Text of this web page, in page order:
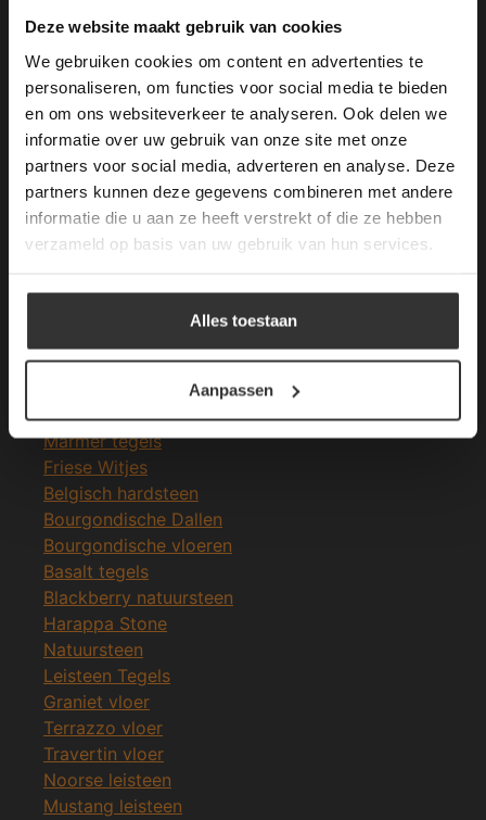
Deze website maakt gebruik van cookies
We gebruiken cookies om content en advertenties te
personaliseren, om functies voor social media te bieden
en om ons websiteverkeer te analyseren. Ook delen we
informatie over uw gebruik van onze site met onze
partners voor social media, adverteren en analyse. Deze
partners kunnen deze gegevens combineren met andere
informatie die u aan ze heeft verstrekt of die ze hebben
verzameld op basis van uw gebruik van hun services.
Alles toestaan
Aanpassen
Merken Glasmozaïek
Natuursteen vloeren
Terrastegels
Leisteen terrastegels
Marmer vloer
Marmer tegels
Friese Witjes
Belgisch hardsteen
Bourgondische Dallen
Bourgondische vloeren
Basalt tegels
Blackberry natuursteen
Harappa Stone
Natuursteen
Leisteen Tegels
Graniet vloer
Terrazzo vloer
Travertin vloer
Noorse leisteen
Mustang leisteen
This Cookie Banner was deleted and is no
longer working. Please contact the website
administrator.
Deze website gebruikt cookies om de
gebruikerservaring te verbeteren. Door
gebruik te maken van onze website geeft u
toestemming voor alle cookies in
overeenstemming met ons cookiebeleid.Lees
verder
ALLES ACCEPTEREN
ALLES AFWIJZEN
DETAILS WEERGEVEN